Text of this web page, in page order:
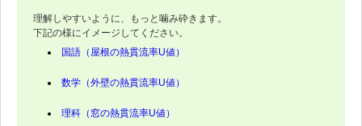
理解しやすいように、もっと噛み砕きます。
下記の様にイメージしてください。
国語（屋根の熱貫流率U値）
数学（外壁の熱貫流率U値）
理科（窓の熱貫流率U値）